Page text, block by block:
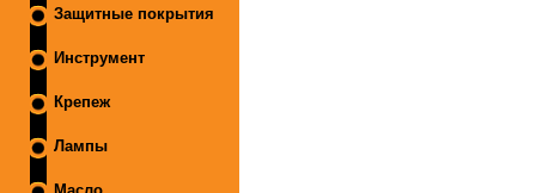
Защитные покрытия
Инструмент
Крепеж
Лампы